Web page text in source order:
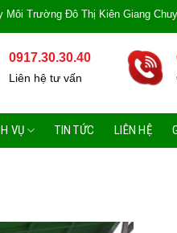
Đô Thị Kiên Giang Chuyên:
0917.30.30.40
Liên hệ tư vấn
VỤ TIN TỨC LIÊN HỆ